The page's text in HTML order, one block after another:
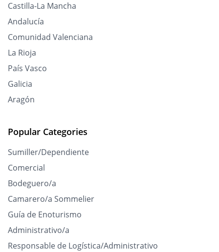
Castilla-La Mancha
Andalucía
Comunidad Valenciana
La Rioja
País Vasco
Galicia
Aragón
Popular Categories
Sumiller/Dependiente
Comercial
Bodeguero/a
Camarero/a Sommelier
Guía de Enoturismo
Administrativo/a
Responsable de Logística/Administrativo